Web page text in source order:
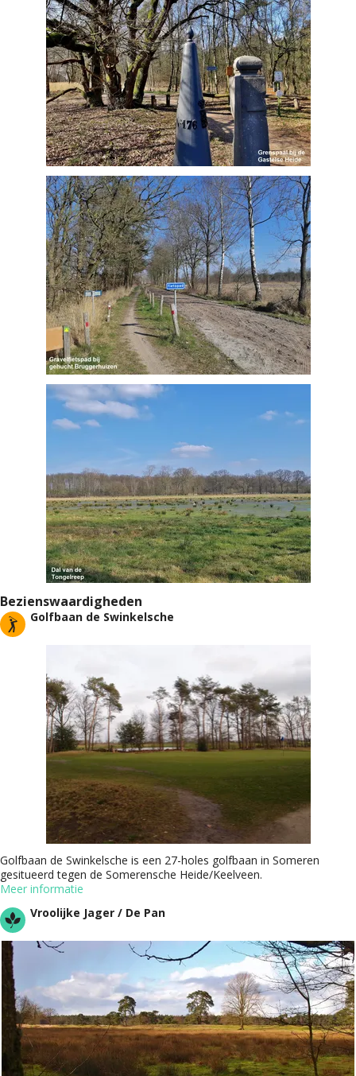
Bezienswaardigheden
Golfbaan de Swinkelsche
Golfbaan de Swinkelsche is een 27-holes golfbaan in Someren
gesitueerd tegen de Somerensche Heide/Keelveen.
Meer informatie
Vroolijke Jager / De Pan